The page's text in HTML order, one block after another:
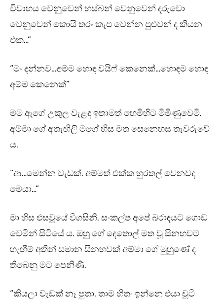
විවාහය වෙනුවෙන් හස්බන් වෙනුවෙන් දරුවො
වෙනුවෙන් කොයි තරං කැප වෙන්න පුළුවන් ද කියන
එක…”
“මං දන්නව…අම්ම හොඳ වයිෆ් කෙනෙක්…හොඳම හොඳ
අම්ම කෙනෙක්”
මම ඇගේ උකුල වැළඳ ඉතාමත් හෙමිහිට මිමිණුවෙමි.
අම්මා ගේ අතැඟිලි මගේ හිස මත සෙනෙහස තැවරුවේ
ය.
“ආ…මෙන්න වැඩක්. අම්මත් එක්ක හුරතල් වෙනවද
මෙයා…”
මා හිස එසවූයේ විගසිනි. සංකල්ප අපේ බරාඳයට ගොඩ
වෙමින් සිටියේ ය. ඔහු ගේ දෙතොල් මත වූ සිනහවට
හැඟීම් අතින් සමාන සිනහවක් අම්මා ගේ මුහුණේ ද
තිබෙනු මට පෙනිණි.
“කියලා වැඩක් නෑ පුතා. තාම හිතං ඉන්නෙ එයා චූටි